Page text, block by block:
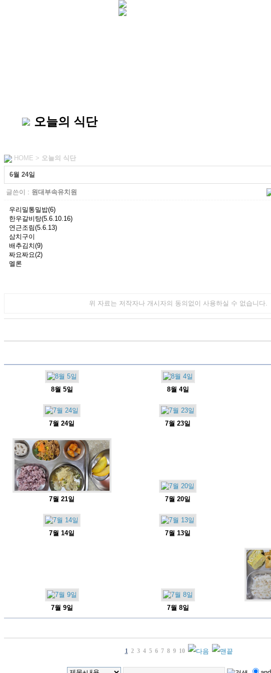
오늘의 식단
HOME > 오늘의 식단
6월 24일
글쓴이 : 원대부속유치원
우리밀통밀밥(6)
한우갈비탕(5.6.10.16)
연근조림(5.6.13)
삼치구이
배추김치(9)
짜요짜요(2)
멜론
위 자료는 저작자나 개시자의 동의없이 사용하실 수 없습니다.
8월 5일 8월 4일
7월 24일 7월 23일
7월 21일 7월 20일
7월 14일 7월 13일
7월 9일 7월 8일
1 2 3 4 5 6 7 8 9 10